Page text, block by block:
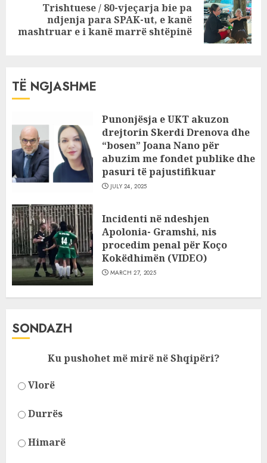
post:
Trishtuese / 80-vjeçarja bie pa
ndjenja para SPAK-ut, e kanë
mashtruar e i kanë marrë shtëpinë
TË NGJASHME
Punonjësja e UKT akuzon
drejtorin Skerdi Drenova dhe
“bosen” Joana Nano për
abuzim me fondet publike dhe
pasuri të pajustifikuar
JULY 24, 2025
Incidenti në ndeshjen
Apolonia- Gramshi, nis
procedim penal për Koço
Kokëdhimën (VIDEO)
MARCH 27, 2025
SONDAZH
Ku pushohet më mirë në Shqipëri?
Vlorë
Durrës
Himarë